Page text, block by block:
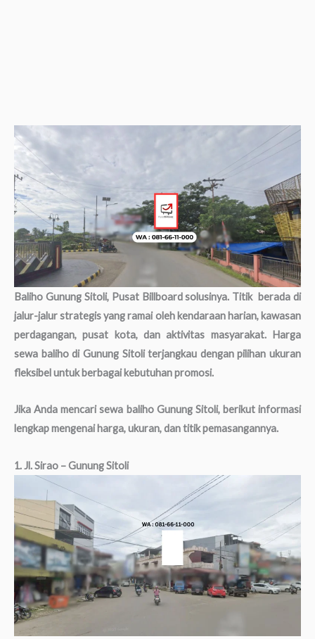
Baliho Gunung Sitoli, Pusat Billboard solusinya. Titik berada di
jalur-jalur strategis yang ramai oleh kendaraan harian, kawasan
perdagangan, pusat kota, dan aktivitas masyarakat. Harga
sewa baliho di Gunung Sitoli terjangkau dengan pilihan ukuran
fleksibel untuk berbagai kebutuhan promosi.
Jika Anda mencari sewa baliho Gunung Sitoli, berikut informasi
lengkap mengenai harga, ukuran, dan titik pemasangannya.
1. Jl. Sirao – Gunung Sitoli